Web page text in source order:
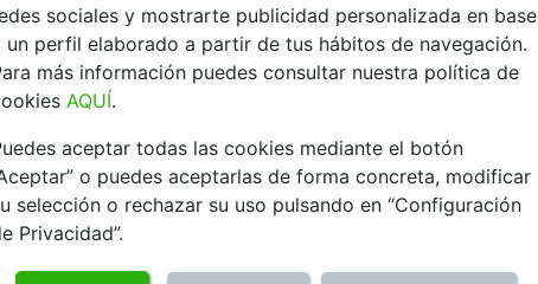
sociales y mostrarte publicidad personalizada en base
un perfil elaborado a partir de tus hábitos de navegación.
más información puedes consultar nuestra política de
AQUÍ.
aceptar todas las cookies mediante el botón
o puedes aceptarlas de forma concreta, modificar
selección o rechazar su uso pulsando en “Configuración
Privacidad”.